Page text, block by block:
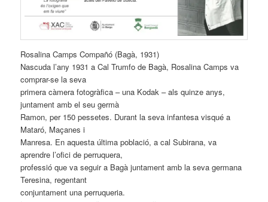
Rosalina Camps Compañó (Bagà, 1931)
Nascuda l’any 1931 a Cal Trumfo de Bagà, Rosalina Camps va
comprar-se la seva
primera càmera fotogràfica – una Kodak – als quinze anys,
juntament amb el seu germà
Ramon, per 150 pessetes. Durant la seva infantesa visqué a
Mataró, Maçanes i
Manresa. En aquesta última població, a cal Subirana, va
aprendre l’ofici de perruquera,
professió que va seguir a Bagà juntament amb la seva germana
Teresina, regentant
conjuntament una perruqueria.